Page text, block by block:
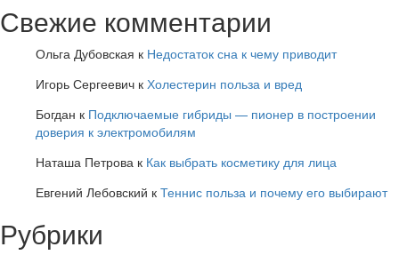
Свежие комментарии
Ольга Дубовская к Недостаток сна к чему приводит
Игорь Сергеевич к Холестерин польза и вред
Богдан к Подключаемые гибриды — пионер в построении
доверия к электромобилям
Наташа Петрова к Как выбрать косметику для лица
Евгений Лебовский к Теннис польза и почему его выбирают
Рубрики